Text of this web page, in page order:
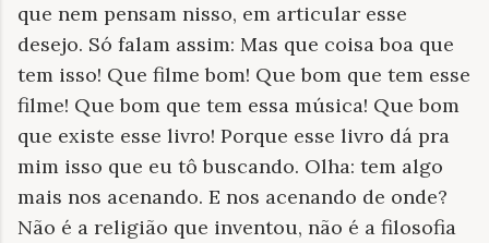
que nem pensam nisso, em articular esse
desejo. Só falam assim: Mas que coisa boa que
tem isso! Que filme bom! Que bom que tem esse
filme! Que bom que tem essa música! Que bom
que existe esse livro! Porque esse livro dá pra
mim isso que eu tô buscando. Olha: tem algo
mais nos acenando. E nos acenando de onde?
Não é a religião que inventou, não é a filosofia